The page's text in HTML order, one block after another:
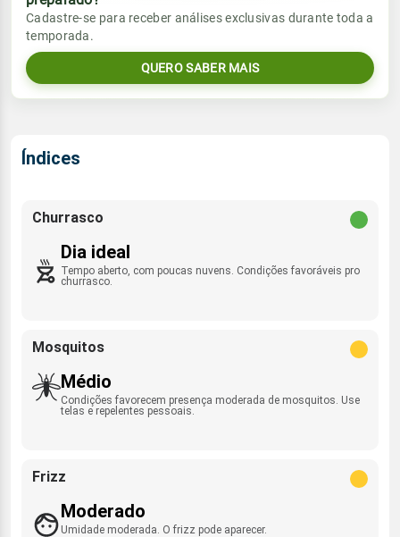
Umidade do ar
60%97%
Rajada de vento
Sol
06:30h às 18:29h
Lua
Chuva
0.0mm
Umidade do ar
Vento
NE - 6km/h
Rajada de vento
Sol
Cadastre-se para receber análises exclusivas durante toda a
temporada.
QUERO SABER MAIS
Índices
Churrasco
Dia ideal
Tempo aberto, com poucas nuvens. Condições favoráveis pro
churrasco.
Mosquitos
Médio
Condições favorecem presença moderada de mosquitos. Use
telas e repelentes pessoais.
Frizz
Moderado
Umidade moderada. O frizz pode aparecer.